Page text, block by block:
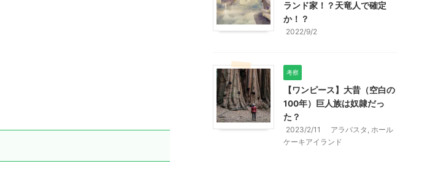
ランド家！？天竜人で確定
か！？
2022/9/2
考察
【ワンピース】大昔（空白の
100年）巨人族は奴隷だっ
た？
2023/2/11 アラバスタ , ホール
ケーキアイランド